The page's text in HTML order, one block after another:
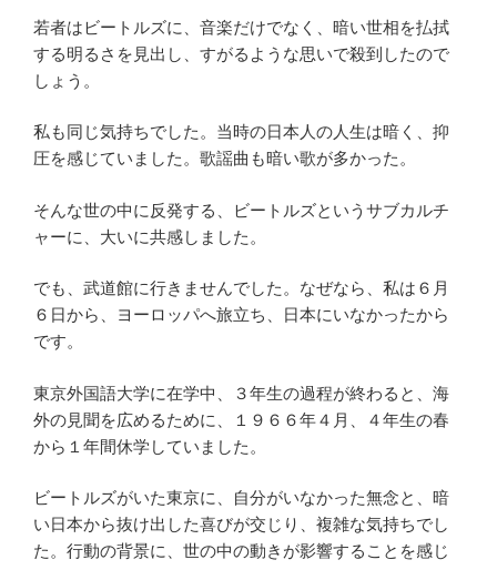
若者はビートルズに、音楽だけでなく、暗い世相を払拭
する明るさを見出し、すがるような思いで殺到したので
しょう。
私も同じ気持ちでした。当時の日本人の人生は暗く、抑
圧を感じていました。歌謡曲も暗い歌が多かった。
そんな世の中に反発する、ビートルズというサブカルチ
ャーに、大いに共感しました。
でも、武道館に行きませんでした。なぜなら、私は６月
６日から、ヨーロッパへ旅立ち、日本にいなかったから
です。
東京外国語大学に在学中、３年生の過程が終わると、海
外の見聞を広めるために、１９６６年４月、４年生の春
から１年間休学していました。
ビートルズがいた東京に、自分がいなかった無念と、暗
い日本から抜け出した喜びが交じり、複雑な気持ちでし
た。行動の背景に、世の中の動きが影響することを感じ